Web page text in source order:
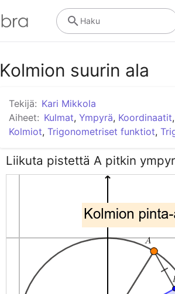
Haku
Kolmion suurin ala
Tekijä: Kari Mikkola
Aiheet: Kulmat, Ympyrä, Koordinaatit,
Kolmiot, Trigonometriset funktiot,
Liikuta pistettä A pitkin